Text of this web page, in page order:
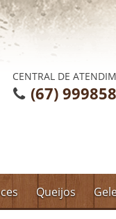
CENTRAL DE
(67)
Queijos